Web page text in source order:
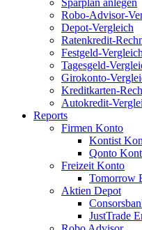
Sparplan anlegen
Robo-Advisor-
Depot-Vergleich
Ratenkredit-
Festgeld-Vergleich
Tagesgeld-
Girokonto-
Kreditkarten-
Autokredit-
Reports
Firmen Konto
Kontist
Qonto
Freizeit Konto
Tomorrow
Aktien Depot
JustTrade